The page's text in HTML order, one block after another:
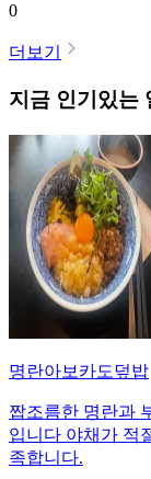
0
더보기
지금 인기있는
명란아보카도덮밥
짭조름한 명란과
입니다 야채가 적
족합니다.